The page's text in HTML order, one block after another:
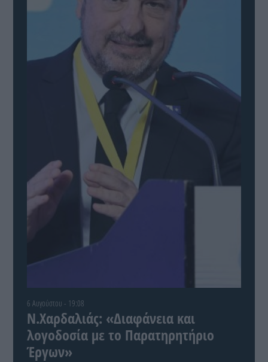
6 Αυγούστου - 19:08
Ν.Χαρδαλιάς: «Διαφάνεια και
λογοδοσία με το Παρατηρητήριο
Έργων»